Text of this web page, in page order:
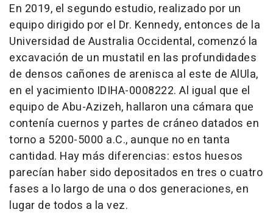
En 2019, el segundo estudio, realizado por un
equipo dirigido por el Dr. Kennedy, entonces de la
Universidad de Australia Occidental, comenzó la
excavación de un mustatil en las profundidades
de densos cañones de arenisca al este de AlUla,
en el yacimiento IDIHA-0008222. Al igual que el
equipo de Abu-Azizeh, hallaron una cámara que
contenía cuernos y partes de cráneo datados en
torno a 5200-5000 a.C., aunque no en tanta
cantidad. Hay más diferencias: estos huesos
parecían haber sido depositados en tres o cuatro
fases a lo largo de una o dos generaciones, en
lugar de todos a la vez.